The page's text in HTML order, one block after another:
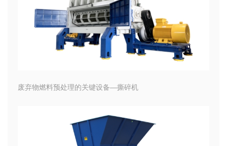
废弃物燃料预处理的关键设备—撕碎机